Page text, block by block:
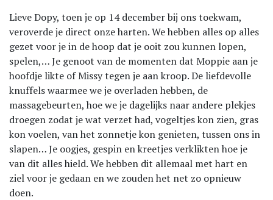
Lieve Dopy, toen je op 14 december bij ons toekwam,
veroverde je direct onze harten. We hebben alles op alles
gezet voor je in de hoop dat je ooit zou kunnen lopen,
spelen,… Je genoot van de momenten dat Moppie aan je
hoofdje likte of Missy tegen je aan kroop. De liefdevolle
knuffels waarmee we je overladen hebben, de
massagebeurten, hoe we je dagelijks naar andere plekjes
droegen zodat je wat verzet had, vogeltjes kon zien, gras
kon voelen, van het zonnetje kon genieten, tussen ons in
slapen… Je oogjes, gespin en kreetjes verklikten hoe je
van dit alles hield. We hebben dit allemaal met hart en
ziel voor je gedaan en we zouden het net zo opnieuw
doen.